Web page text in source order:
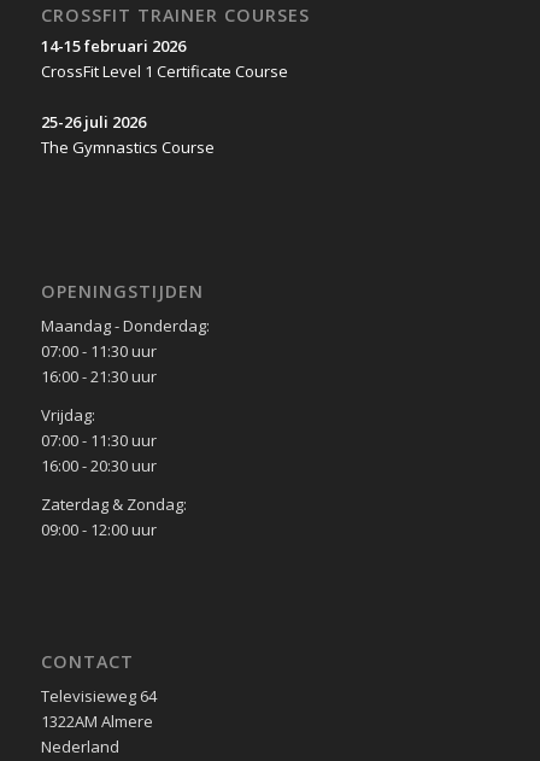
CROSSFIT TRAINER COURSES
14-15 februari 2026
CrossFit Level 1 Certificate Course
25-26 juli 2026
The Gymnastics Course
OPENINGSTIJDEN
Maandag - Donderdag:
07:00 - 11:30 uur
16:00 - 21:30 uur
Vrijdag:
07:00 - 11:30 uur
16:00 - 20:30 uur
Zaterdag & Zondag:
09:00 - 12:00 uur
CONTACT
Televisieweg 64
1322AM Almere
Nederland